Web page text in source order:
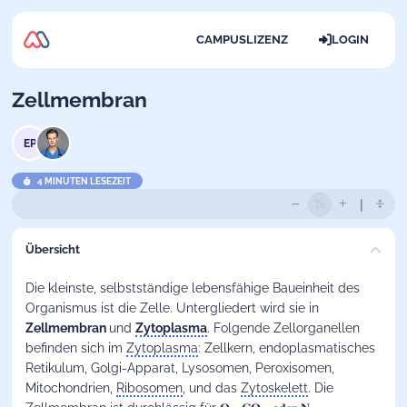
CAMPUSLIZENZ LOGIN
Zellmembran
EP
4 MINUTEN LESEZEIT
Übersicht
Die kleinste, selbstständige lebensfähige Baueinheit des
Organismus ist die Zelle. Untergliedert wird sie in
Zellmembran und Zytoplasma. Folgende Zellorganellen
befinden sich im Zytoplasma: Zellkern, endoplasmatisches
Retikulum, Golgi-Apparat, Lysosomen, Peroxisomen,
Mitochondrien, Ribosomen, und das Zytoskelett. Die